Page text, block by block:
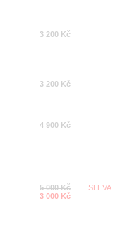
3 200 Kč
3 200 Kč
4 900 Kč
5 000 Kč
3 000 Kč
SLEVA